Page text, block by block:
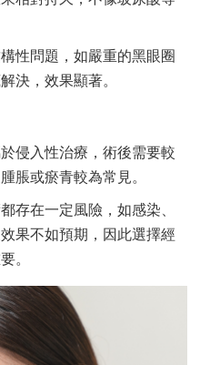
性問題，如嚴重的黑眼圈
決，效果顯著。
侵入性治療，術後需要較
脹或瘀青較為常見。
存在一定風險，如感染、
果不如預期，因此選擇經
。